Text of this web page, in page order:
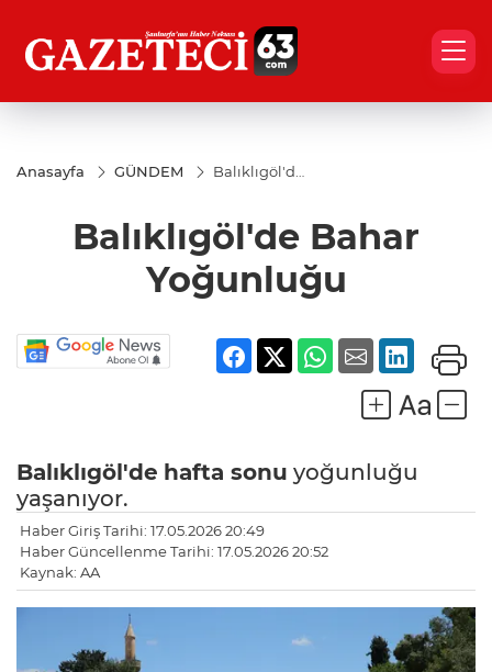
Anasayfa GÜNDEM
Balıklıgöl'de
Balıklıgöl'de Bahar
Yoğunluğu
Balıklıgöl'de hafta sonu yoğunluğu
yaşanıyor.
Haber Giriş Tarihi: 17.05.2026 20:49
Haber Güncellenme Tarihi: 17.05.2026 20:52
Kaynak: AA